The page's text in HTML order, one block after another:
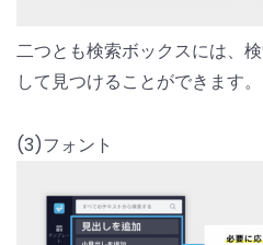
二つとも検索ボックスには、
して見つけることができます。
(3)フォント